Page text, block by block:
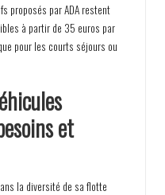
proposés par ADA restent
à partir de 35 euros par
pour les courts séjours ou
et
la diversité de sa flotte